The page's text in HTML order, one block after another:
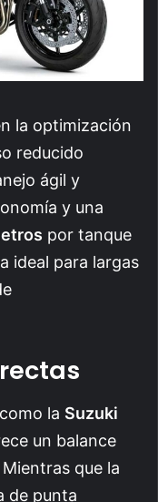
la optimización
reducido
ágil y
y una
por tanque
ideal para largas
la Suzuki
un balance
que la
de punta